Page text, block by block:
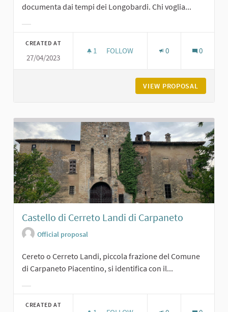
documenta dai tempi dei Longobardi. Chi voglia...
CREATED AT
27/04/2023
1 1 FOLLOWER
FOLLOW 0 0
VIEW PROPOSAL
Castello di Cerreto Landi di Carpaneto
Official proposal
Cereto o Cerreto Landi, piccola frazione del Comune
di Carpaneto Piacentino, si identifica con il...
CREATED AT